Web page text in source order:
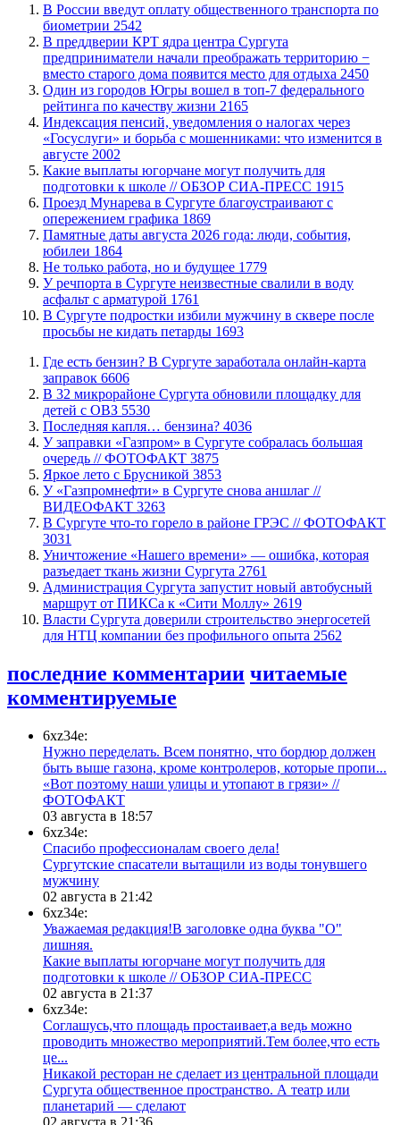
В России введут оплату общественного транспорта по
биометрии 2542
​В преддверии КРТ ядра центра Сургута
предприниматели начали преображать территорию −
вместо старого дома появится место для отдыха 2450
Один из городов Югры вошел в топ-7 федерального
рейтинга по качеству жизни 2165
​Индексация пенсий, уведомления о налогах через
«Госуслуги» и борьба с мошенниками: что изменится в
августе 2002
Какие выплаты югорчане могут получить для
подготовки к школе // ОБЗОР СИА-ПРЕСС 1915
​Проезд Мунарева в Сургуте благоустраивают с
опережением графика 1869
​Памятные даты августа 2026 года: люди, события,
юбилеи 1864
​Не только работа, но и будущее 1779
​У речпорта в Сургуте неизвестные свалили в воду
асфальт с арматурой 1761
В Сургуте подростки избили мужчину в сквере после
просьбы не кидать петарды 1693
​Где есть бензин? В Сургуте заработала онлайн-карта
заправок 6606
В 32 микрорайоне Сургута обновили площадку для
детей с ОВЗ 5530
​Последняя капля… бензина? 4036
​У заправки «Газпром» в Сургуте собралась большая
очередь // ФОТОФАКТ 3875
Яркое лето с Брусникой 3853
У «Газпромнефти» в Сургуте снова аншлаг //
ВИДЕОФАКТ 3263
​В Сургуте что-то горело в районе ГРЭС // ФОТОФАКТ
3031
​Уничтожение «Нашего времени» — ошибка, которая
разъедает ткань жизни Сургута 2761
​Администрация Сургута запустит новый автобусный
маршрут от ПИКСа к «Сити Моллу» 2619
Власти Сургута доверили строительство энергосетей
для НТЦ компании без профильного опыта 2562
последние комментарии читаемые
комментируемые
6xz34e:
Нужно переделать. Всем понятно, что бордюр должен
быть выше газона, кроме контролеров, которые пропи...
«Вот поэтому наши улицы и утопают в грязи» //
ФОТОФАКТ
03 августа в 18:57
6xz34e:
Спасибо профессионалам своего дела!
Сургутские спасатели вытащили из воды тонувшего
мужчину
02 августа в 21:42
6xz34e:
Уважаемая редакция!В заголовке одна буква "О"
лишняя.
Какие выплаты югорчане могут получить для
подготовки к школе // ОБЗОР СИА-ПРЕСС
02 августа в 21:37
6xz34e:
Соглашусь,что площадь простаивает,а ведь можно
проводить множество мероприятий.Тем более,что есть
це...
​Никакой ресторан не сделает из центральной площади
Сургута общественное пространство. А театр или
планетарий — сделают
02 августа в 21:36